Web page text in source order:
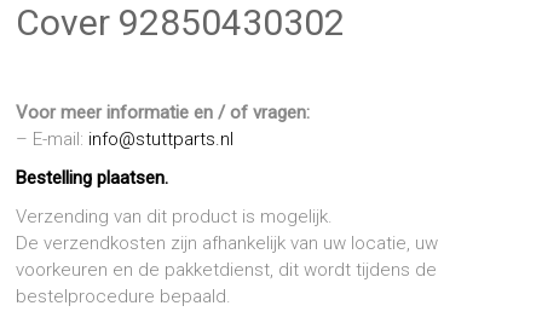
Cover 92850430302
Voor meer informatie en / of vragen:
– E-mail: info@stuttparts.nl
Bestelling plaatsen.
Verzending van dit product is mogelijk.
De verzendkosten zijn afhankelijk van uw locatie, uw
voorkeuren en de pakketdienst, dit wordt tijdens de
bestelprocedure bepaald.